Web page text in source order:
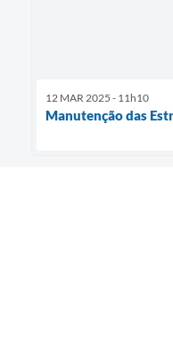
12 MAR 2025 - 11h10
Manutenção das